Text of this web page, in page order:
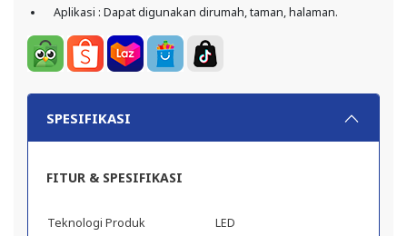
Aplikasi : Dapat digunakan dirumah, taman, halaman.
SPESIFIKASI
FITUR & SPESIFIKASI
Teknologi Produk
LED